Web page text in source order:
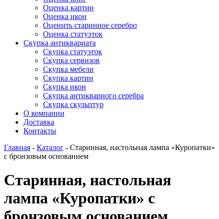
Оценка картин
Оценка икон
Оценить старинное серебро
Оценка статуэток
Скупка антиквариата
Скупка статуэток
Скупка сервизов
Скупка мебели
Скупка картин
Скупка икон
Скупка антикварного серебра
Скупка скульптур
О компании
Доставка
Контакты
Главная - Каталог - Старинная, настольная лампа «Куропатки»
с бронзовым основанием
Старинная, настольная
лампа «Куропатки» с